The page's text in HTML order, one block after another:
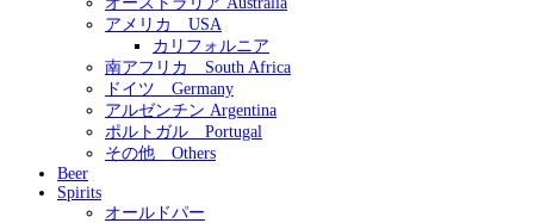
アメリカ USA
カリフォルニア
南アフリカ South Africa
ドイツ Germany
アルゼンチン Argentina
ポルトガル Portugal
その他 Others
Beer
Spirits
オールドパー